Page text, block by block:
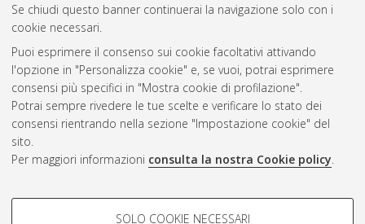
Se chiudi questo banner continuerai la navigazione solo con i
cookie necessari.
Puoi esprimere il consenso sui cookie facoltativi attivando
l'opzione in "Personalizza cookie" e, se vuoi, potrai esprimere
consensi più specifici in "Mostra cookie di profilazione".
Potrai sempre rivedere le tue scelte e verificare lo stato dei
consensi rientrando nella sezione "Impostazione cookie" del
sito.
Per maggiori informazioni consulta la nostra Cookie policy.
COOKIE DI PROFILAZIONE -
SOLO COOKIE NECESSARI
Questa lista e' stata generata ilFri Aug 7 20:34:03 2026 CEST
Atom
Rss
2.0
AMS Acta
ISSN: 2038-7954
re3data.org -
doi.org/10.17616/R3P19R
Servizio implementato e
Impostazioni Cookie